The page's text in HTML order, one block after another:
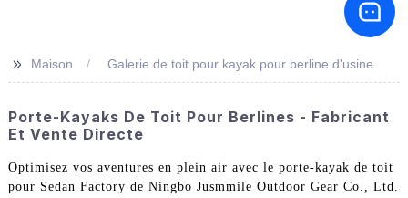
>> Maison Galerie de toit pour kayak pour berline d'usine
Porte-Kayaks De Toit Pour Berlines - Fabricant
Et Vente Directe
Optimisez vos aventures en plein air avec le porte-kayak de toit
pour Sedan Factory de Ningbo Jusmmile Outdoor Gear Co., Ltd.